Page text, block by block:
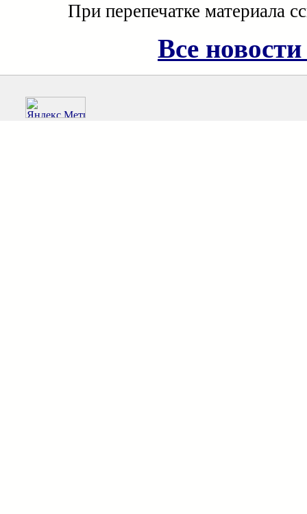
При перепечатке материала
Все